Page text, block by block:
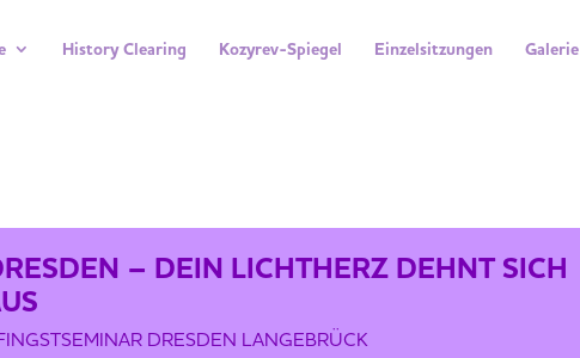
History Clearing Kozyrev-Spiegel Einzelsitzungen Galerie
– DEIN LICHTHERZ DEHNT SICH
DRESDEN LANGEBRÜCK